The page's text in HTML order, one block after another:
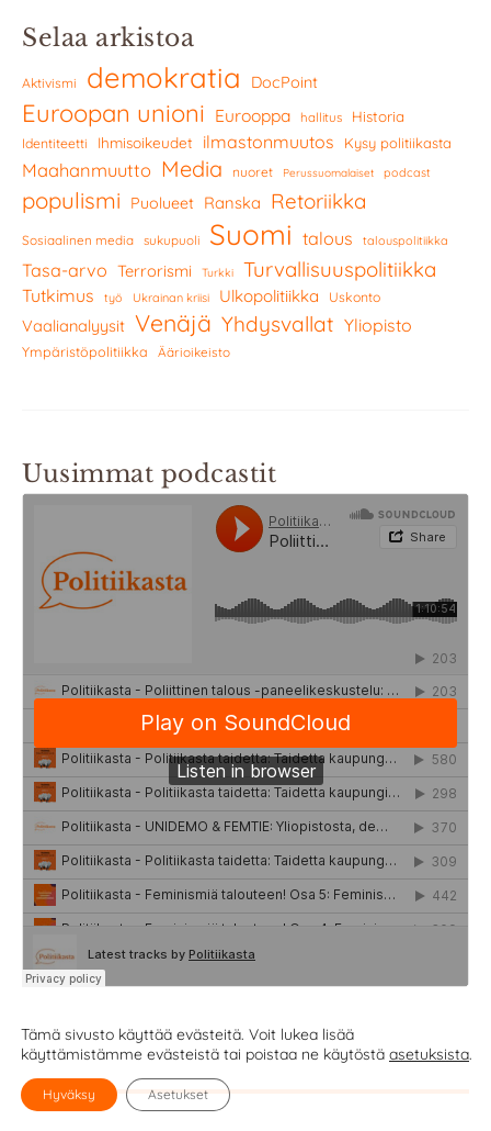
Selaa arkistoa
Aktivismi demokratia DocPoint
Euroopan unioni Eurooppa hallitus Historia
Identiteetti Ihmisoikeudet ilmastonmuutos Kysy politiikasta
Maahanmuutto Media nuoret Perussuomalaiset podcast
populismi Puolueet Ranska Retoriikka
Sosiaalinen media sukupuoli Suomi talous talouspolitiikka
Tasa-arvo Terrorismi Turkki Turvallisuuspolitiikka
Tutkimus työ Ukrainan kriisi Ulkopolitiikka Uskonto
Vaalianalyysit Venäjä Yhdysvallat Yliopisto
Ympäristöpolitiikka Äärioikeisto
Uusimmat podcastit
Tämä sivusto käyttää evästeitä. Voit lukea lisää
käyttämistämme evästeistä tai poistaa ne käytöstä asetuksista.
Hyväksy Asetukset